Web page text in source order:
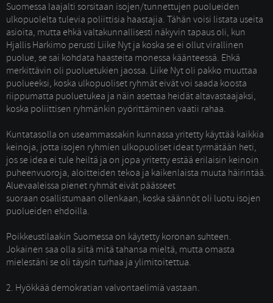
Suomessa laajalti sorsitaan isojen/tunnettujen puolueiden
ulkopuolelta tulevia poliittisia haastajia. Tähän voisi listata useita
asioita, mutta ehkä valtakunnallisesti näkyvin tapaus oli, kun
Hjallis Harkimo perusti Liike Nyt ja koska se ei ollut virallinen
puolue, se sai kohdata haasteita monessa käänteessä. Ehkä
merkittävin oli puoluetukien jaossa. Liike Nyt oli pakko muuttaa
puolueeksi, koska ulkopuoliset ryhmät eivät voi saada koosta
riippumatta puoluetukea ja näin asettaa heidät altavastaajaksi,
koska poliittisen ryhmänkin pyörittäminen vaatii rahaa.
Kuntatasolla on useammassakin kunnassa yritetty käyttää kaikkia
keinoja, jotta isojen ryhmien ulkopuoliset ideat tyrmätään heti,
jos se idea ei tule heiltä ja on jopa yritetty estää erilaisin keinoin
puheenvuoroja, aloitteiden tekoa ja kaikenlaista muuta häirintää.
Aluevaaleissa pienet ryhmät eivät päässeet
suoraan osallistumaan ollenkaan, koska säännöt oli luotu isojen
puolueiden ehdoilla.
Poikkeustilaakin Suomessa on käytetty koronan suhteen.
Jokainen saa olla siitä mitä tahansa mieltä, mutta omasta
mielestäni se oli täysin turhaa ja ylimitoitettua.
2. Hyökkää demokratian valvontaelimiä vastaan.